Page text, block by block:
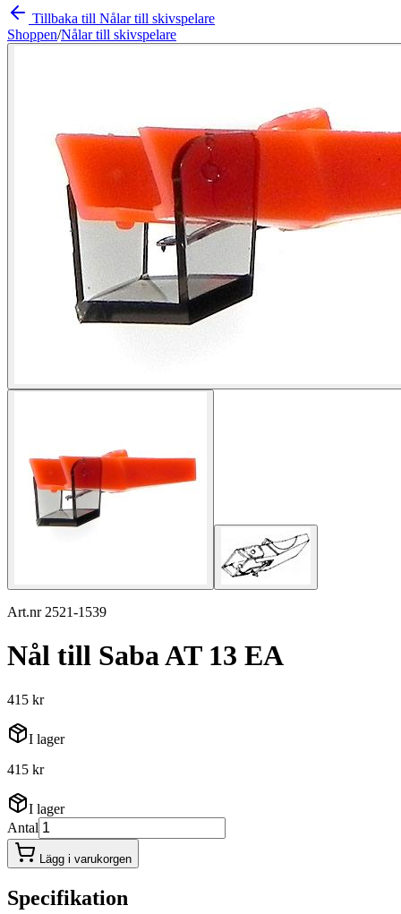
Tillbaka till Nålar till skivspelare
Shoppen/Nålar till skivspelare
Art.nr 2521-1539
Nål till Saba AT 13 EA
415 kr
I lager
415 kr
I lager
Antal
Lägg i varukorgen
Specifikation